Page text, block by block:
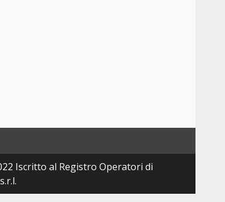
Iscritto al Registro Operatori di